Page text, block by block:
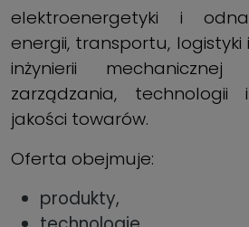
elektroenergetyki i
energii, transportu, logistyki
inżynierii mechanicznej
zarządzania, technologii
jakości towarów.
Oferta obejmuje:
produkty,